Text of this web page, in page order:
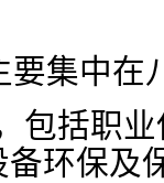
要集中在
包括职
环保及